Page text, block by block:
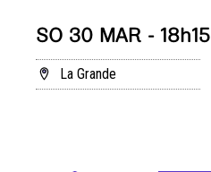
SO 30 MAR - 18h15
La Grande